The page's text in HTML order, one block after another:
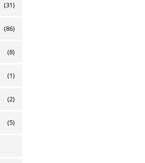
(31)
(86)
(8)
(1)
(2)
(5)